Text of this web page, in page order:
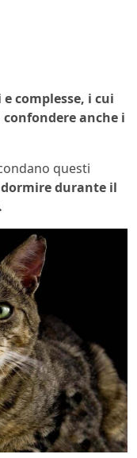
complesse, i cui
anche i
questi
durante il